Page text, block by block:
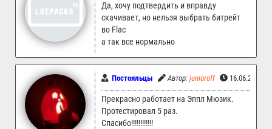
Да, хочу подтвердить и вправду
скачивает, но нельзя выбрать битрейт
во Flac
а так все нормально
Постояльцы Автор: junioroff 16.06.2026
Прекрасно работает на Эппл Мюзик.
Протестировал 5 раз.
Спасибо!!!!!!!!!!!!